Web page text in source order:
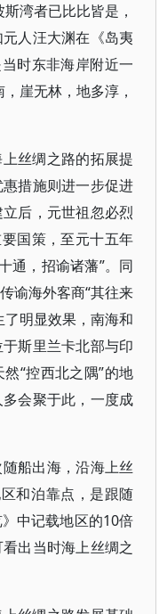
湾者已比比皆是，
人汪大渊在《岛夷
时东非海岸附近一
崖无林，地多淳，
丝绸之路的拓展提
措施则进一步促进
后，元世祖忽必烈
国策，至元十五年
通，招谕诸藩”。同
谕海外客商“其往来
明显效果，南海和
斯里兰卡北部与印
“控西北之隅”的地
会聚于此，一度成
船出海，沿海上丝
和泊靠点，是跟随
中记载地区的10倍
出当时海上丝绸之